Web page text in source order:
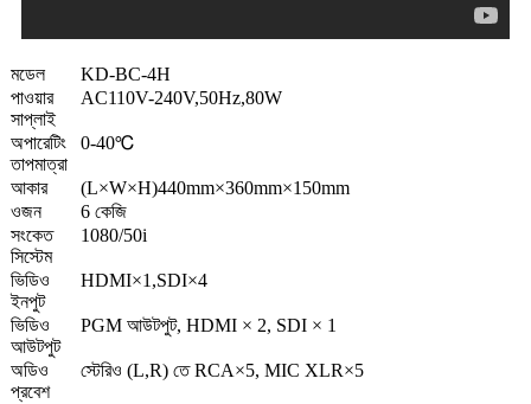
মডেল
KD-BC-4H
পাওয়ার
সাপ্লাই
AC110V-240V,50Hz,80W
অপারেটিং
তাপমাত্রা
0-40℃
আকার
(L×W×H)440mm×360mm×150mm
ওজন
6 কেজি
সংকেত
সিস্টেম
1080/50i
ভিডিও
ইনপুট
HDMI×1,SDI×4
ভিডিও
আউটপুট
PGM আউটপুট, HDMI × 2, SDI × 1
অডিও
প্রবেশ
স্টেরিও (L,R) তে RCA×5, MIC XLR×5